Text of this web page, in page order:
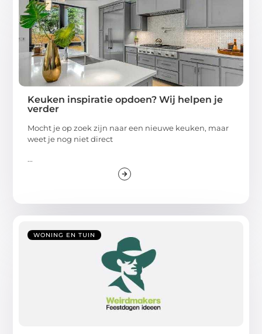
Keuken inspiratie opdoen? Wij helpen je
verder
Mocht je op zoek zijn naar een nieuwe keuken, maar
weet je nog niet direct
...
WONING EN TUIN